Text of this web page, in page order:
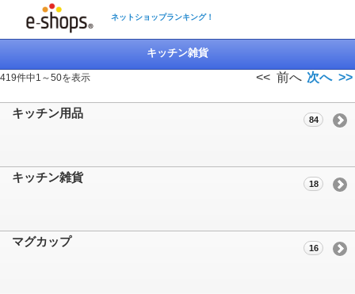
ネットショップランキング！
キッチン雑貨
419件中1～50を表示 << 前へ 次へ >>
キッチン用品 84
キッチン雑貨 18
マグカップ 16